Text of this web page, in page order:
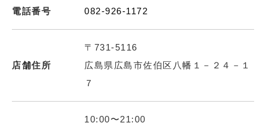
電話番号 082-926-1172
店舗住所
〒731-5116
広島県広島市佐伯区八幡１－２４－１
７
10:00〜21:00